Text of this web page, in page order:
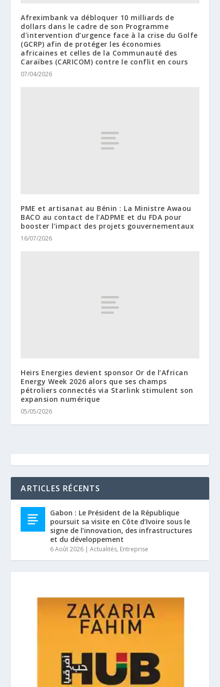
Afreximbank va débloquer 10 milliards de
dollars dans le cadre de son Programme
d’intervention d’urgence face à la crise du Golfe
(GCRP) afin de protéger les économies
africaines et celles de la Communauté des
Caraïbes (CARICOM) contre le conflit en cours
07/04/2026
PME et artisanat au Bénin : La Ministre Awaou
BACO au contact de l’ADPME et du FDA pour
booster l’impact des projets gouvernementaux
16/07/2026
Heirs Energies devient sponsor Or de l’African
Energy Week 2026 alors que ses champs
pétroliers connectés via Starlink stimulent son
expansion numérique
05/05/2026
ARTICLES RÉCENTS
Gabon : Le Président de la République
poursuit sa visite en Côte d’Ivoire sous le
signe de l’innovation, des infrastructures
et du développement
6 Août 2026 |Actualités, Entreprise